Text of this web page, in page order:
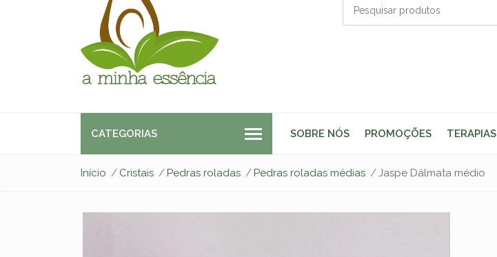
CATEGORIAS SOBRE NÓS PROMOÇÕES TERAPIAS
Início Cristais Pedras roladas Pedras roladas médias Jaspe Dálmata médio